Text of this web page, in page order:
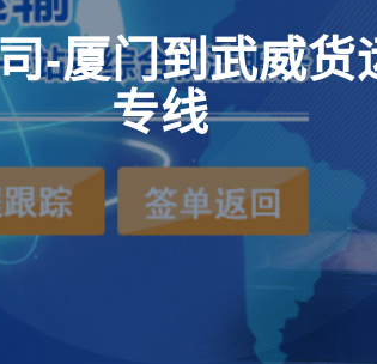
-厦门到武威货
专线